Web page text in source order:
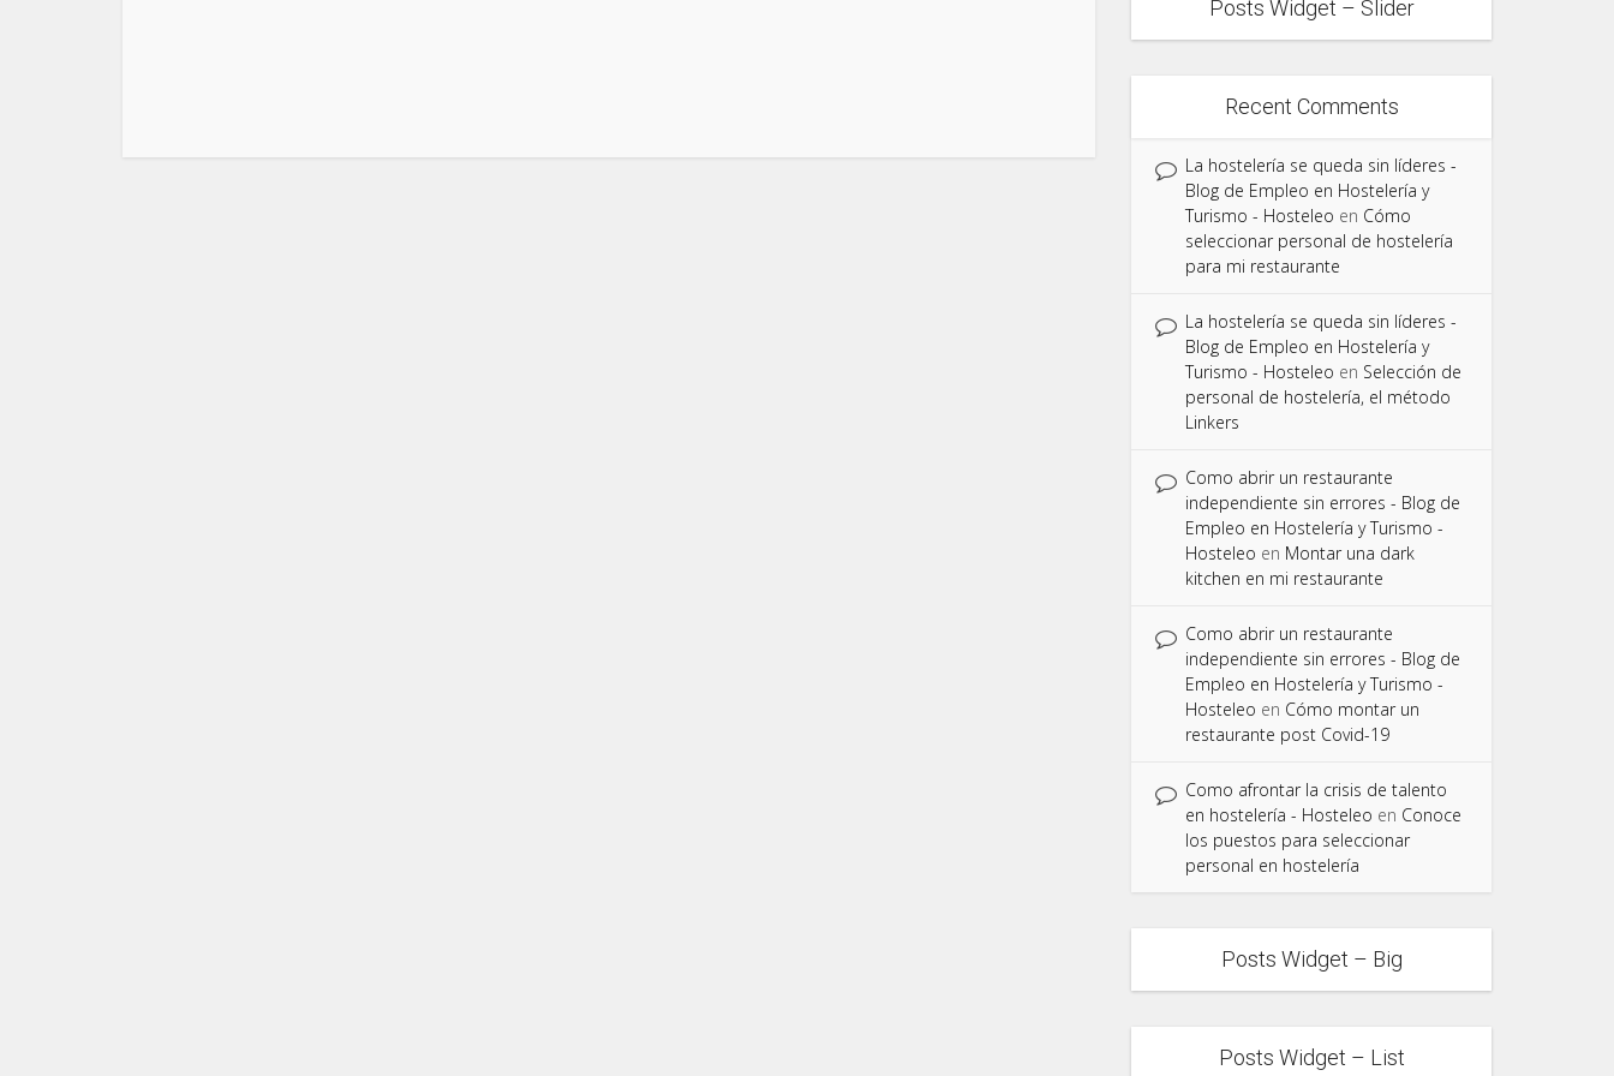
Posts Widget – Slider
Recent Comments
La hostelería se queda sin líderes -
Blog de Empleo en Hostelería y
Turismo - Hosteleo en Cómo
seleccionar personal de hostelería
para mi restaurante
La hostelería se queda sin líderes -
Blog de Empleo en Hostelería y
Turismo - Hosteleo en Selección de
personal de hostelería, el método
Linkers
Como abrir un restaurante
independiente sin errores - Blog de
Empleo en Hostelería y Turismo -
Hosteleo en Montar una dark
kitchen en mi restaurante
Como abrir un restaurante
independiente sin errores - Blog de
Empleo en Hostelería y Turismo -
Hosteleo en Cómo montar un
restaurante post Covid-19
Como afrontar la crisis de talento
en hostelería - Hosteleo en Conoce
los puestos para seleccionar
personal en hostelería
Posts Widget – Big
Posts Widget – List